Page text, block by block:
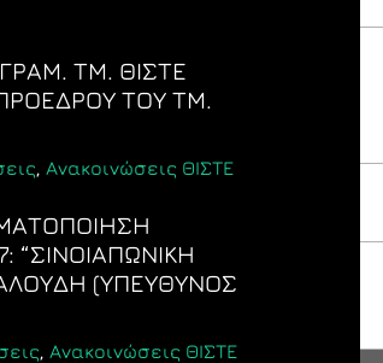
ΤΜ. ΘΙΣΤΕ
ΤΟΥ ΤΜ.
, Ανακοινώσεις ΘΙΣΤΕ
“ΣΙΝΟΙΑΠΩΝΙΚΗ
(ΥΠΕΥΘΥΝΟΣ
, Ανακοινώσεις ΘΙΣΤΕ